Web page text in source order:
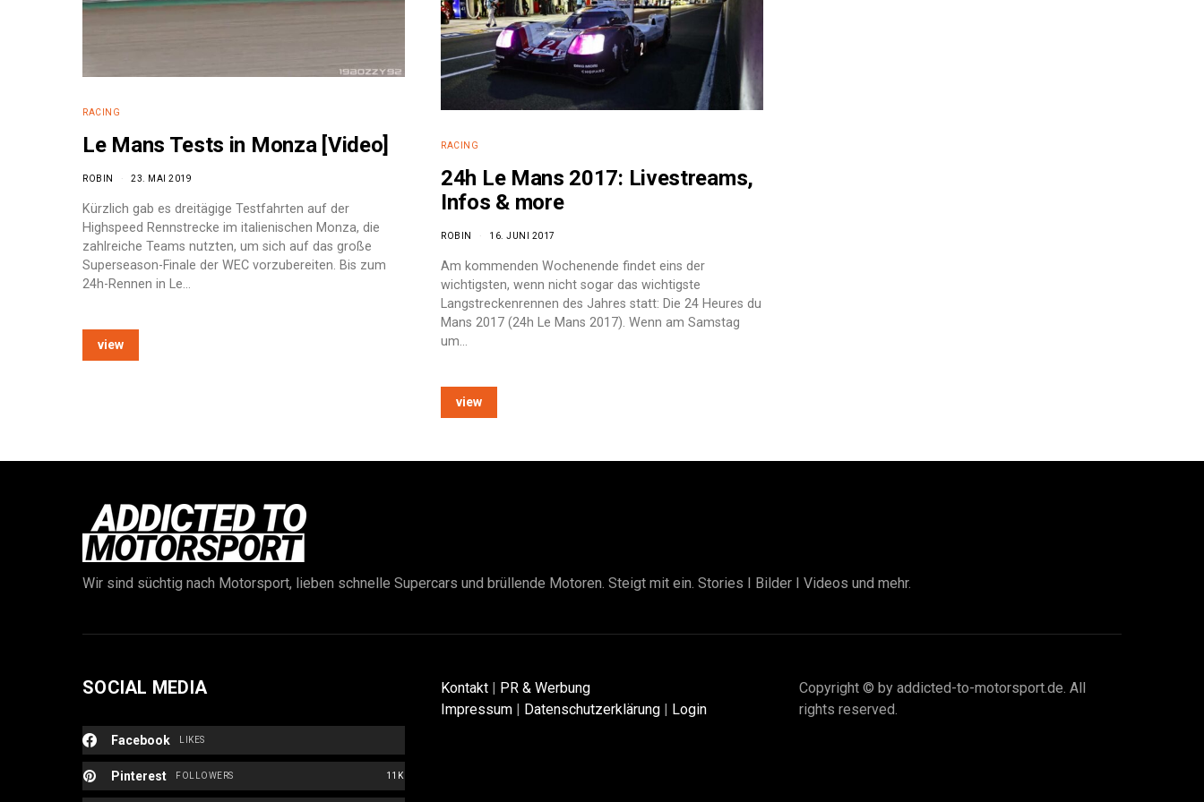
RACING
Le Mans Tests in Monza [Video]
ROBIN 23. MAI 2019
Kürzlich gab es dreitägige Testfahrten auf der
Highspeed Rennstrecke im italienischen Monza, die
zahlreiche Teams nutzten, um sich auf das große
Superseason-Finale der WEC vorzubereiten. Bis zum
24h-Rennen in Le…
view
RACING
24h Le Mans 2017: Livestreams,
Infos & more
ROBIN 16. JUNI 2017
Am kommenden Wochenende findet eins der
wichtigsten, wenn nicht sogar das wichtigste
Langstreckenrennen des Jahres statt: Die 24 Heures du
Mans 2017 (24h Le Mans 2017). Wenn am Samstag
um…
view
Wir sind süchtig nach Motorsport, lieben schnelle Supercars und brüllende Motoren. Steigt mit ein. Stories I Bilder I Videos und mehr.
SOCIAL MEDIA
Facebook LIKES
Pinterest 11K
FOLLOWERS
Kontakt | PR & Werbung
Impressum | Datenschutzerklärung | Login
Copyright © by addicted-to-motorsport.de. All
rights reserved.